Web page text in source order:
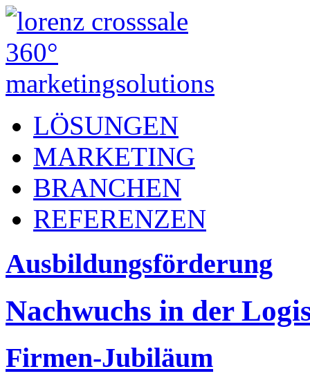
LÖSUNGEN
MARKETING
BRANCHEN
REFERENZEN
Ausbildungsförderung
Nachwuchs in der
Firmen-Jubiläum